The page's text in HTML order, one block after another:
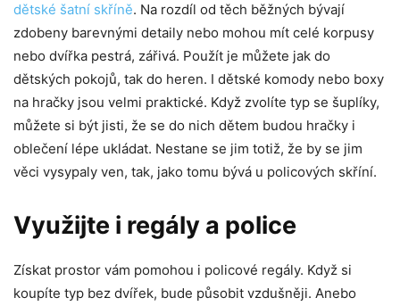
dětské šatní skříně. Na rozdíl od těch běžných bývají
zdobeny barevnými detaily nebo mohou mít celé korpusy
nebo dvířka pestrá, zářivá. Použít je můžete jak do
dětských pokojů, tak do heren. I dětské komody nebo boxy
na hračky jsou velmi praktické. Když zvolíte typ se šuplíky,
můžete si být jisti, že se do nich dětem budou hračky i
oblečení lépe ukládat. Nestane se jim totiž, že by se jim
věci vysypaly ven, tak, jako tomu bývá u policových skříní.
Využijte i regály a police
Získat prostor vám pomohou i policové regály. Když si
koupíte typ bez dvířek, bude působit vzdušněji. Anebo